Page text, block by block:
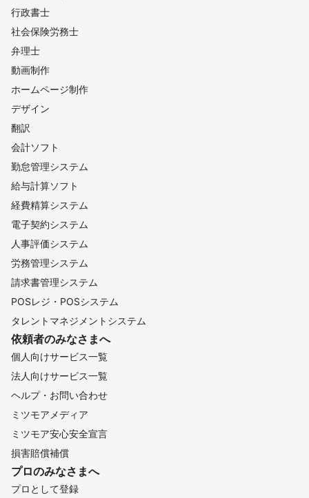
行政書士
社会保険労務士
弁理士
動画制作
ホームページ制作
デザイン
翻訳
会計ソフト
勤怠管理システム
給与計算ソフト
経費精算システム
電子契約システム
人事評価システム
労務管理システム
請求書管理システム
POSレジ・POSシステム
タレントマネジメントシステム
依頼者のみなさまへ
個人向けサービス一覧
法人向けサービス一覧
ヘルプ・お問い合わせ
ミツモアメディア
ミツモア安心安全宣言
損害賠償補償
プロのみなさまへ
プロとして登録